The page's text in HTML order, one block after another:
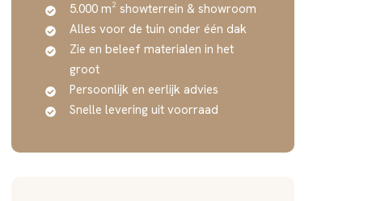
5.000 m² showterrein & showroom
Alles voor de tuin onder één dak
Zie en beleef materialen in het
groot
Persoonlijk en eerlijk advies
Snelle levering uit voorraad